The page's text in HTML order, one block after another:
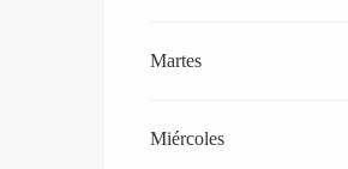
Martes
Miércoles